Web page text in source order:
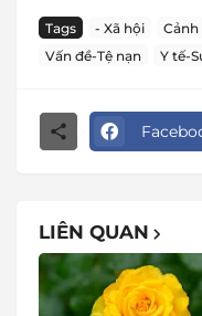
Tags - Xã hội Cảnh
Vấn đề-Tệ nạn
Y tế-
LIÊN QUAN